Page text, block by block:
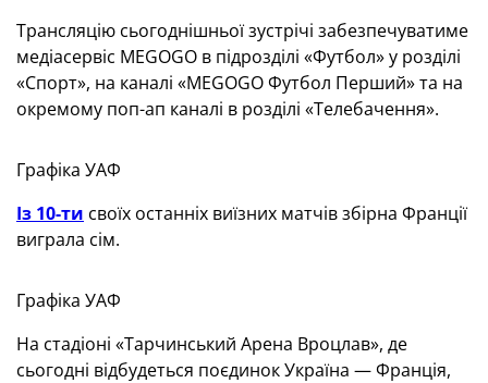
Трансляцію сьогоднішньої зустрічі забезпечуватиме
медіасервіс MEGOGO в підрозділі «Футбол» у розділі
«Спорт», на каналі «MEGOGO Футбол Перший» та на
окремому поп-ап каналі в розділі «Телебачення».
Графіка УАФ
Із 10-ти своїх останніх виїзних матчів збірна Франції
виграла сім.
Графіка УАФ
На стадіоні «Тарчинський Арена Вроцлав», де
сьогодні відбудеться поєдинок Україна — Франція,